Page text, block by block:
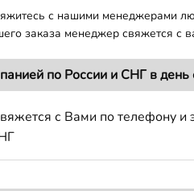
с нашими менеджерами
заказа менеджер свяжется с
по России и СНГ в день
с Вами по телефону и